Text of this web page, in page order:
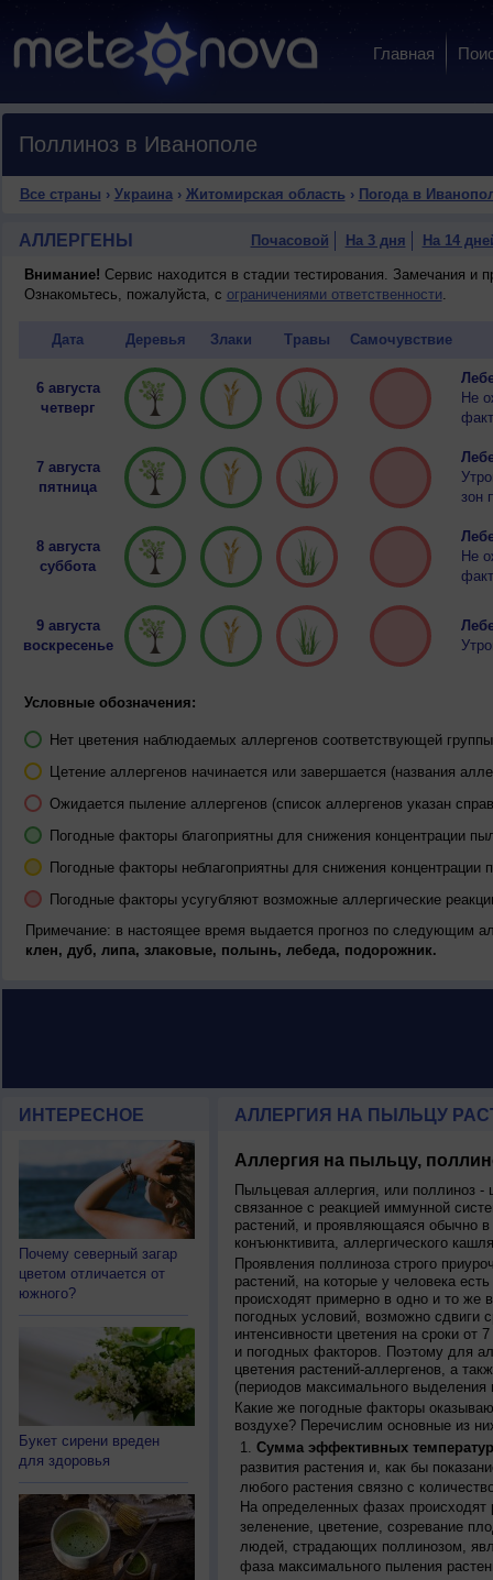
Главная
Поллиноз в Иванополе
Все страны › Украина› Житомирская область › Погода в
АЛЛЕРГЕНЫ Почасовой На 3 дня На 14
Внимание! Сервис находится в стадии тестирования. Замечания и
Ознакомьтесь, пожалуйста, с ограничениями ответственности.
Дата Деревья Злаки Травы Самочувствие
6 августа
четверг
Не
7 августа
пятница
зон
8 августа
суббота
Не
9 августа
воскресенье
Условные обозначения:
Нет цветения наблюдаемых аллергенов соответствующей
Цетение аллергенов начинается или завершается (названия
Ожидается пыление аллергенов (список аллергенов указан
Погодные факторы благоприятны для снижения концентрации
Погодные факторы неблагоприятны для снижения концентрации
Погодные факторы усугубляют возможные аллергические
Примечание: в настоящее время выдается прогноз по следующим
клен, дуб, липа, злаковые, полынь, лебеда, подорожник.
ИНТЕРЕСНОЕ
Почему северный загар
цветом отличается от
южного?
Букет сирени вреден
для здоровья
АЛЛЕРГИЯ НА ПЫЛЬЦУ
Аллергия на пыльцу,
Пыльцевая аллергия, или поллиноз -
связанное с реакцией иммунной
растений, и проявляющаяся обычно
конъюнктивита, аллергического
Проявления поллиноза строго
растений, на которые у человека
происходят примерно в одно и то же
погодных условий, возможно сдвиги
интенсивности цветения на сроки от
и погодных факторов. Поэтому для
цветения растений-аллергенов, а
(периодов максимального
Какие же погодные факторы
воздухе? Перечислим основные из
Сумма эффективных
развития растения и, как бы
любого растения связно с
На определенных фазах происходят
зеленение, цветение, созревание
людей, страдающих поллинозом,
фаза максимального пыления